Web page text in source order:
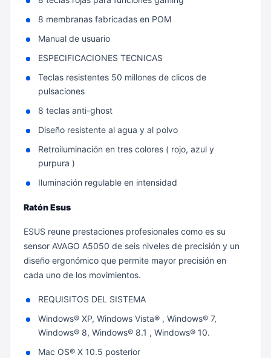
8 membranas fabricadas en POM
Manual de usuario
ESPECIFICACIONES TECNICAS
Teclas resistentes 50 millones de clicos de
pulsaciones
8 teclas anti-ghost
Diseño resistente al agua y al polvo
Retroiluminación en tres colores ( rojo, azul y
purpura )
Iluminación regulable en intensidad
Ratón Esus
ESUS reune prestaciones profesionales como es su
sensor AVAGO A5050 de seis niveles de precisión y un
diseño ergonómico que permite mayor precisión en
cada uno de los movimientos.
REQUISITOS DEL SISTEMA
Windows® XP, Windows Vista® , Windows® 7,
Windows® 8, Windows® 8.1 , Windows® 10.
Mac OS® X 10.5 posterior